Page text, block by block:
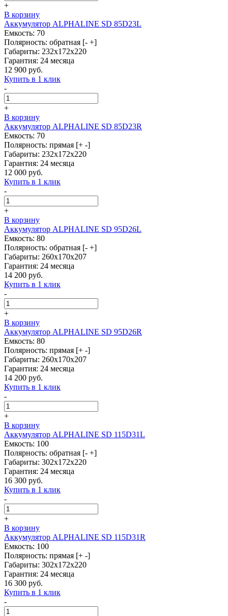
+
В корзину
Аккумулятор ALPHALINE SD 85D23L
Емкость: 70
Полярность: обратная [- +]
Габариты: 232x172x220
Гарантия: 24 месяца
12 900 руб.
Купить в 1 клик
-
+
В корзину
Аккумулятор ALPHALINE SD 85D23R
Емкость: 70
Полярность: прямая [+ -]
Габариты: 232x172x220
Гарантия: 24 месяца
12 000 руб.
Купить в 1 клик
-
+
В корзину
Аккумулятор ALPHALINE SD 95D26L
Емкость: 80
Полярность: обратная [- +]
Габариты: 260x170x207
Гарантия: 24 месяца
14 200 руб.
Купить в 1 клик
-
+
В корзину
Аккумулятор ALPHALINE SD 95D26R
Емкость: 80
Полярность: прямая [+ -]
Габариты: 260x170x207
Гарантия: 24 месяца
14 200 руб.
Купить в 1 клик
-
+
В корзину
Аккумулятор ALPHALINE SD 115D31L
Емкость: 100
Полярность: обратная [- +]
Габариты: 302x172x220
Гарантия: 24 месяца
16 300 руб.
Купить в 1 клик
-
+
В корзину
Аккумулятор ALPHALINE SD 115D31R
Емкость: 100
Полярность: прямая [+ -]
Габариты: 302x172x220
Гарантия: 24 месяца
16 300 руб.
Купить в 1 клик
-